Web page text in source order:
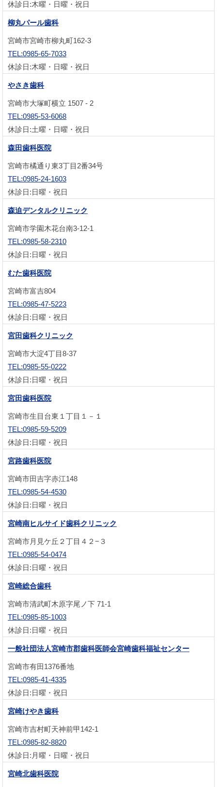
休診日:木曜・日曜・祝日
柳丸パール歯科
宮崎市宮崎市柳丸町162-3
TEL:0985-65-7033
休診日:木曜・日曜・祝日
やさき歯科
宮崎市大塚町横立 1507 - 2
TEL:0985-53-6068
休診日:土曜・日曜・祝日
森田歯科医院
宮崎市橘通り東3丁目2番34号
TEL:0985-24-1603
休診日:日曜・祝日
森迫デンタルクリニック
宮崎市学園木花台南3-12-1
TEL:0985-58-2310
休診日:日曜・祝日
むた歯科医院
宮崎市富吉804
TEL:0985-47-5223
休診日:日曜・祝日
宮田歯科クリニック
宮崎市大淀4丁目8-37
TEL:0985-55-0222
休診日:日曜・祝日
宮田歯科医院
宮崎市生目台東１丁目１－１
TEL:0985-59-5209
休診日:日曜・祝日
宮路歯科医院
宮崎市田吉字赤江148
TEL:0985-54-4530
休診日:日曜・祝日
宮崎南ヒルサイド歯科クリニック
宮崎市月見ケ丘２丁目４２−３
TEL:0985-54-0474
休診日:日曜・祝日
宮崎総合歯科
宮崎市清武町木原字尾ノ下 71-1
TEL:0985-85-1003
休診日:日曜・祝日
一般社団法人宮崎市郡歯科医師会宮崎歯科福祉センター
宮崎市有田1376番地
TEL:0985-41-4335
休診日:日曜・祝日
宮崎けやき歯科
宮崎市吉村町天神前甲142-1
TEL:0985-82-8820
休診日:月曜・日曜・祝日
宮崎北歯科医院